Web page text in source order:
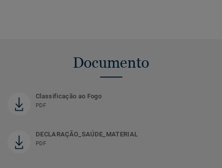
Documento
Classificação ao Fogo
PDF
DECLARAÇÃO_SAÚDE_MATERIAL
PDF